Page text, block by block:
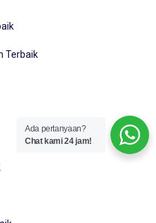
Terbaik
Ada pertanyaan?
Chat kami 24 jam!